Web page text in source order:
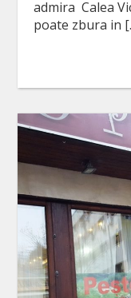
admira Calea
poate zbura in